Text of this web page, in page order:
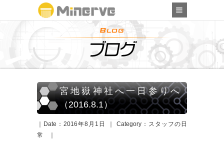
宮地嶽神社へ一日参りへ
（2016.8.1）
｜Date：2016年8月1日 ｜ Category： スタッフの日
常